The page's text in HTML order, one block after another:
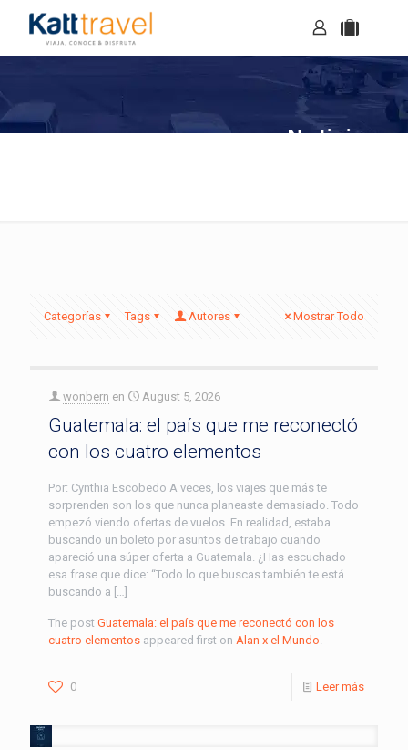
Noticias
Categorías Tags Autores Mostrar Todo
wonbern en August 5, 2026
Guatemala: el país que me reconectó
con los cuatro elementos
Por: Cynthia Escobedo A veces, los viajes que más te
sorprenden son los que nunca planeaste demasiado. Todo
empezó viendo ofertas de vuelos. En realidad, estaba
buscando un boleto por asuntos de trabajo cuando
apareció una súper oferta a Guatemala. ¿Has escuchado
esa frase que dice: “Todo lo que buscas también te está
buscando a […]
The post Guatemala: el país que me reconectó con los
cuatro elementos appeared first on Alan x el Mundo.
0 Leer más